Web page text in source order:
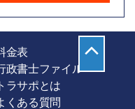
金表
政書士ファイル
トラサポとは
くある質問